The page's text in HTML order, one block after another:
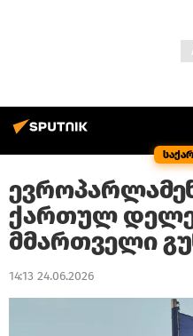
ქართულ
მმართველი
14:13 24.06.2026